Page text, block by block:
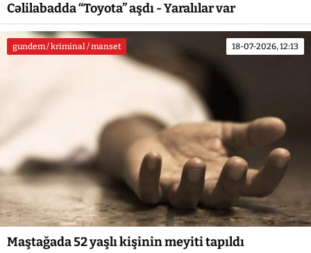
Cəlilabadda “Toyota” aşdı - Yaralılar var
gundem / kriminal / manset 18-07-2026, 12:13
Maştağada 52 yaşlı kişinin meyiti tapıldı